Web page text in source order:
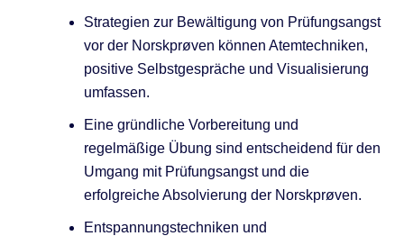
Strategien zur Bewältigung von Prüfungsangst
vor der Norskprøven können Atemtechniken,
positive Selbstgespräche und Visualisierung
umfassen.
Eine gründliche Vorbereitung und
regelmäßige Übung sind entscheidend für den
Umgang mit Prüfungsangst und die
erfolgreiche Absolvierung der Norskprøven.
Entspannungstechniken und